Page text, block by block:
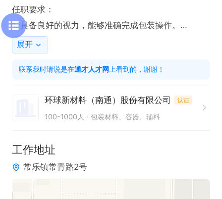
任职要求：
1. 具备良好的视力，能够准确完成包装操作。
2. 熟练掌握写字技能，以便进行相关记录。
电话。联系时请说在【通才人才网】上看到的！
展开
联系我时请说是在通才人才网 上看到的，谢谢！
环球新材料（南通）股份有限公司 认证
100-1000人 包装材料、容器、辅料
工作地址
常乐镇常青路2号